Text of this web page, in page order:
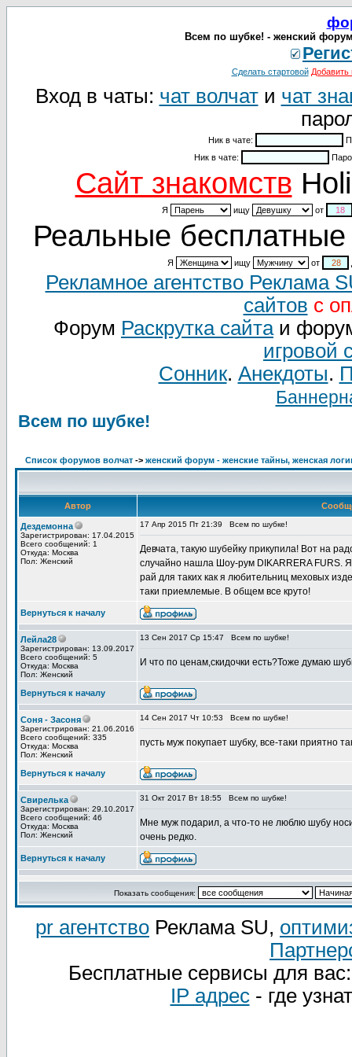
Всем по шубке! - женский
Сделать стартовой Добавить
Вход в чаты: чат волчати чат
Ник в чате:
Ник в чате:
Cайт знакомств
Я ищу от
Реальные бесплатные
Я ищу от
Рекламное агентство Реклама
сайтов с
Форум Раскрутка сайтаи
игровой
Сонник. Анекдоты.
Всем по шубке!
Список форумов волчат -> женский форум - женские тайны, женская
Автор
Дездемонна
Зарегистрирован: 17.04.2015
Всего сообщений: 1
Откуда: Москва
Пол: Женский
17 Апр 2015 Пт 21:39 Всем по шубке!
Девчата, такую шубейку прикупила! Вот на
случайно нашла Шоу-рум DIKARRERA FURS.
рай для таких как я любительниц меховых
таки приемлемые. В общем все круто!
Вернуться к началу
Лейла28
Зарегистрирован: 13.09.2017
Всего сообщений: 5
Откуда: Москва
Пол: Женский
13 Сен 2017 Ср 15:47 Всем по шубке!
И что по ценам,скидочки есть?Тоже думаю
Вернуться к началу
Соня - Засоня
Зарегистрирован: 21.06.2016
Всего сообщений: 335
Откуда: Москва
Пол: Женский
14 Сен 2017 Чт 10:53 Всем по шубке!
пусть муж покупает шубку, все-таки приятно
Вернуться к началу
Свирелька
Зарегистрирован: 29.10.2017
Всего сообщений: 46
Откуда: Москва
Пол: Женский
31 Окт 2017 Вт 18:55 Всем по шубке!
Мне муж подарил, а что-то не люблю шубу
очень редко.
Вернуться к началу
Показать сообщения:
pr агентство Реклама SU,
Бесплатные сервисы для
IP адрес- где